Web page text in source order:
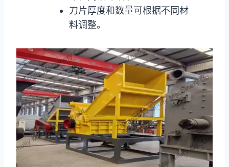
刀片厚度和数量可根据不同材
料调整。